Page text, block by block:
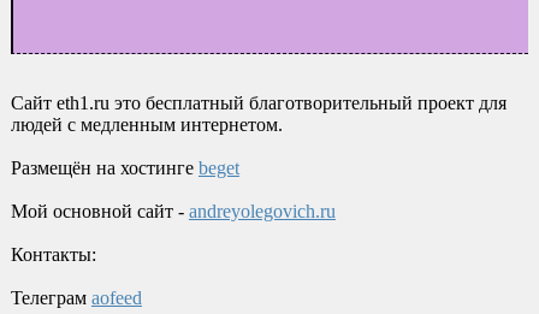
Сайт eth1.ru это бесплатный благотворительный проект для
людей с медленным интернетом.
Размещён на хостинге beget
Мой основной сайт - andreyolegovich.ru
Контакты:
Телеграм aofeed